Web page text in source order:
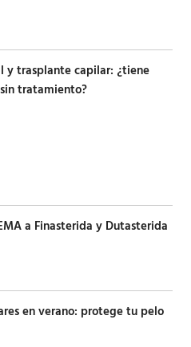
y trasplante capilar: ¿tiene
tratamiento?
a Finasterida y Dutasterida
en verano: protege tu pelo